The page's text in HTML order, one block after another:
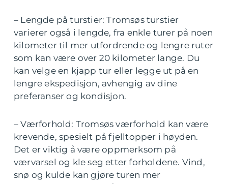
– Lengde på turstier: Tromsøs turstier
varierer også i lengde, fra enkle turer på noen
kilometer til mer utfordrende og lengre ruter
som kan være over 20 kilometer lange. Du
kan velge en kjapp tur eller legge ut på en
lengre ekspedisjon, avhengig av dine
preferanser og kondisjon.
– Værforhold: Tromsøs værforhold kan være
krevende, spesielt på fjelltopper i høyden.
Det er viktig å være oppmerksom på
værvarsel og kle seg etter forholdene. Vind,
snø og kulde kan gjøre turen mer